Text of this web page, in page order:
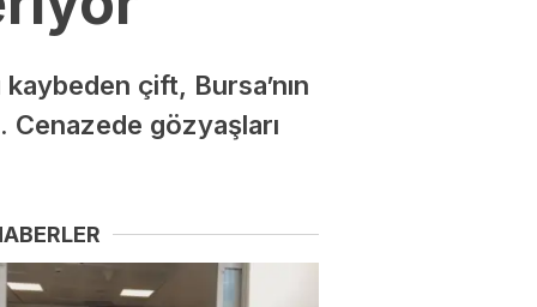
kaybeden çift, Bursa’nın
Cenazede gözyaşları